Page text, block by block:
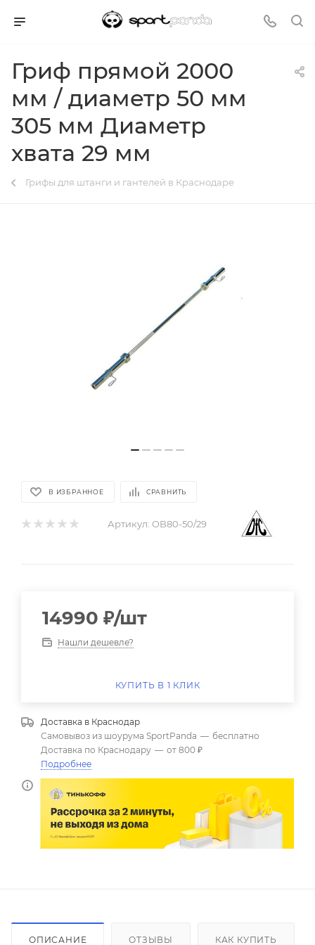
Гриф прямой 2000
мм / диаметр 50 мм
305 мм Диаметр
хвата 29 мм
Грифы для штанги и гантелей в Краснодаре
В ИЗБРАННОЕ СРАВНИТЬ
Артикул: OB80-50/29
14990 ₽/шт
Нашли дешевле?
КУПИТЬ В 1 КЛИК
Доставка в Краснодар
Самовывоз из шоурума SportPanda — бесплатно
Доставка по Краснодару — от 800 ₽
Подробнее
ОПИСАНИЕ ОТЗЫВЫ КАК КУПИТЬ